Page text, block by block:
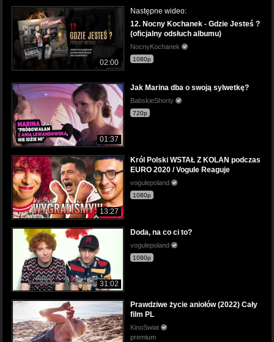
02:00
Następne wideo:
12. Nocny Kochanek - Gdzie Jesteś ?
(oficjalny odsłuch albumu)
NocnyKochanek
1080p
01:37
Jak Marina dba o swoją sylwetkę?
BabskieShorty
720p
13:27
Król Polski WSTAŁ Z KOLAN podczas
EURO 2020 / Vogule Reaguje
vogulepoland
1080p
31:02
Doda, na co ci to?
vogulepoland
1080p
Prawdziwe życie aniołów (2022) Cały
film PL
KinoSwiat
premium